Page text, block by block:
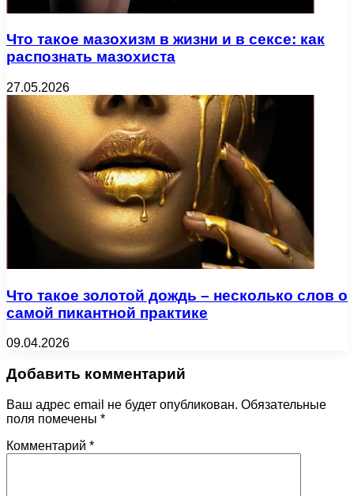
Что такое мазохизм в жизни и в сексе: как
распознать мазохиста
27.05.2026
Что такое золотой дождь – несколько слов о
самой пикантной практике
09.04.2026
Добавить комментарий
Ваш адрес email не будет опубликован. Обязательные
поля помечены *
Комментарий *